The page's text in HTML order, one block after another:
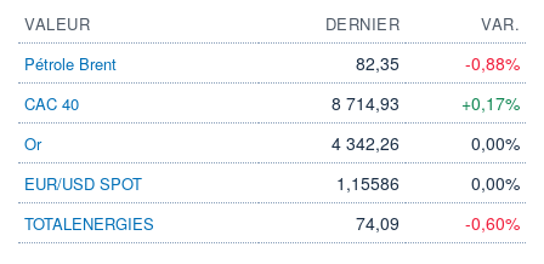
SECTEUR
SCPI : biens immobiliers
industriels et bureautiques
OUVERTURE
35,6000
CLÔTURE VEILLE
35,5000
35,6000 35,5000
9
VALEUR DERNIER
VAR.
Pétrole Brent
82,35 -0,88%
CAC 40 8 714,93 +0,17%
Or 4 342,26 0,00%
EUR/USD SPOT 1,15586 0,00%
TOTALENERGIES 74,09 -0,60%